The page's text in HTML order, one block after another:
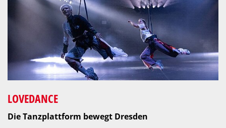
LOVEDANCE
Die Tanzplattform bewegt Dresden